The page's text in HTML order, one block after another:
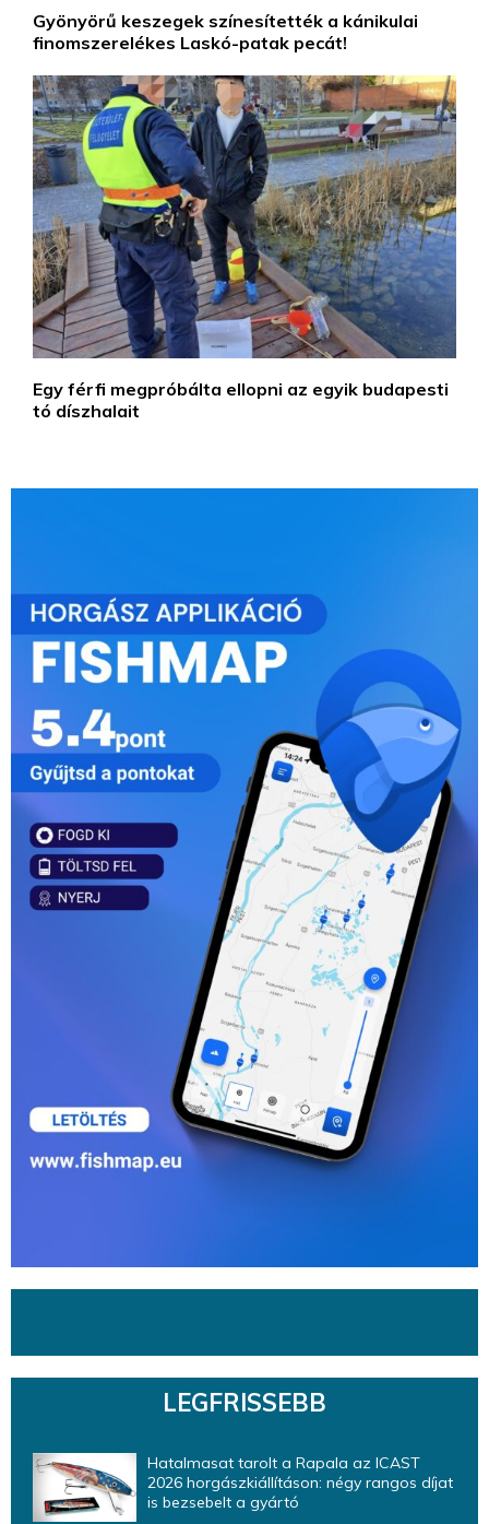
Gyönyörű keszegek színesítették a kánikulai
finomszerelékes Laskó-patak pecát!
Egy férfi megpróbálta ellopni az egyik budapesti
tó díszhalait
LEGFRISSEBB
Hatalmasat tarolt a Rapala az ICAST
2026 horgászkiállításon: négy rangos díjat
is bezsebelt a gyártó